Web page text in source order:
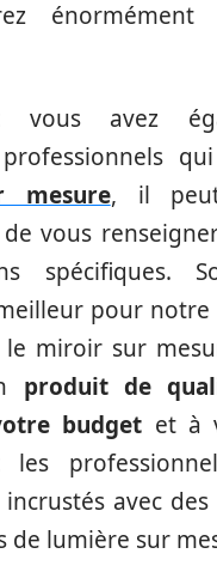
énormément
vous avez
mesure, il
vous
spécifiques.
pour notre
miroir sur
produit de
budget et à
les
avec des
de lumière sur